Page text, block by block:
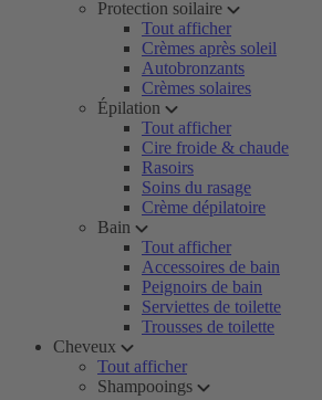
Protection soilaire
Tout afficher
Crèmes après soleil
Autobronzants
Crèmes solaires
Épilation
Tout afficher
Cire froide & chaude
Rasoirs
Soins du rasage
Crème dépilatoire
Bain
Tout afficher
Accessoires de bain
Peignoirs de bain
Serviettes de toilette
Trousses de toilette
Cheveux
Tout afficher
Shampooings